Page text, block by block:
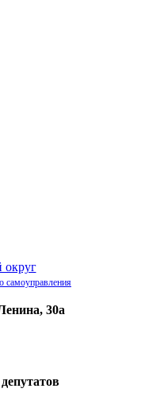
округ
самоуправления
30а